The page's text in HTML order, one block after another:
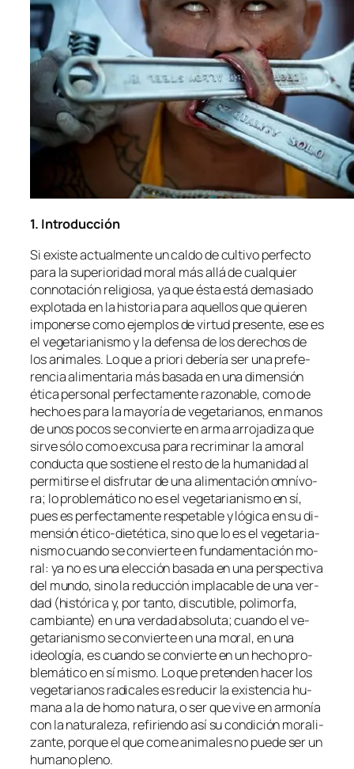
1. Introducción
Si exis­te ac­tual­men­te un cal­do de cul­ti­vo per­fec­to
pa­ra la su­pe­rio­ri­dad mo­ral más allá de cual­quier
con­no­ta­ción re­li­gio­sa, ya que és­ta es­tá de­ma­sia­do
ex­plo­ta­da en la his­to­ria pa­ra aque­llos que quie­ren
im­po­ner­se co­mo ejem­plos de vir­tud pre­sen­te, ese es
el ve­ge­ta­ria­nis­mo y la de­fen­sa de los de­re­chos de
los ani­ma­les. Lo quea prio­ride­be­ría ser una pre­fe­
ren­cia ali­men­ta­ria más ba­sa­da en una di­men­sión
éti­ca per­so­nal per­fec­ta­men­te ra­zo­na­ble, co­mo de
he­cho es pa­ra la ma­yo­ría de ve­ge­ta­ria­nos, en ma­nos
de unos po­cos se con­vier­te en ar­ma arro­ja­di­za que
sir­ve só­lo co­mo ex­cu­sa pa­ra re­cri­mi­nar la amo­ral
con­duc­ta que sos­tie­ne el res­to de la hu­ma­ni­dad al
per­mi­tir­se el dis­fru­tar de una ali­men­ta­ción om­ní­vo­
ra; lo pro­ble­má­ti­co no es el ve­ge­ta­ria­nis­mo en sí,
pues es per­fec­ta­men­te res­pe­ta­ble y ló­gi­ca en su di­
men­sión ético-dietética, sino que lo es el ve­ge­ta­ria­
nis­mo cuan­do se con­vier­te en fun­da­men­ta­ción mo­
ral: ya no es una elec­ción ba­sa­da en una pers­pec­ti­va
del mun­do, sino la re­duc­ción im­pla­ca­ble de una ver­
dad (his­tó­ri­ca y, por tan­to, dis­cu­ti­ble, po­li­mor­fa,
cam­bian­te) en una ver­dad ab­so­lu­ta; cuan­do el ve­
ge­ta­ria­nis­mo se con­vier­te en una mo­ral, en una
ideo­lo­gía, es cuan­do se con­vier­te en un he­cho pro­
ble­má­ti­co en sí mis­mo. Lo que pre­ten­den ha­cer los
ve­ge­ta­ria­nos ra­di­ca­les es re­du­cir la exis­ten­cia hu­
ma­na a la deho­mo na­tu­ra, o ser que vi­ve en ar­mo­nía
con la na­tu­ra­le­za, re­fi­rien­do así su con­di­ción mo­ra­li­
zan­te, por­que el que co­me ani­ma­les no pue­de ser un
hu­mano pleno.